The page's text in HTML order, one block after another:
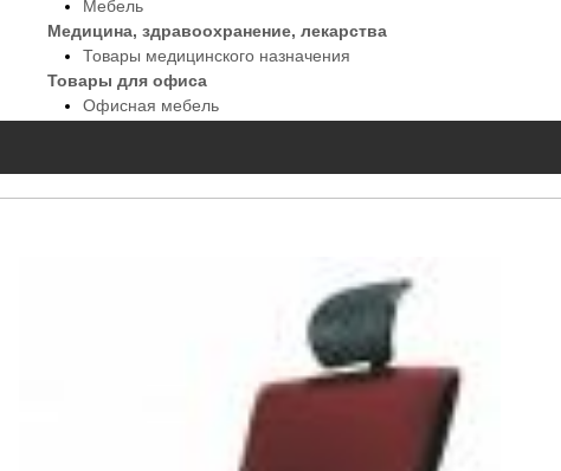
Мебель
Медицина, здравоохранение, лекарства
Товары медицинского назначения
Товары для офиса
Офисная мебель